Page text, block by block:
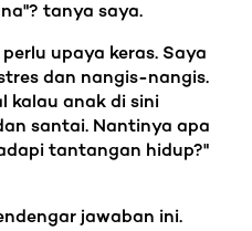
tanya saya.
upaya keras. Saya
dan nangis-nangis.
kalau anak di sini
santai. Nantinya apa
tantangan hidup?"
jawaban ini.